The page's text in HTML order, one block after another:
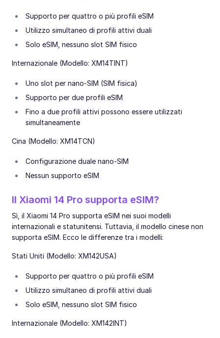
Supporto per quattro o più profili eSIM
Utilizzo simultaneo di profili attivi duali
Solo eSIM, nessuno slot SIM fisico
Internazionale (Modello: XM14TINT)
Uno slot per nano-SIM (SIM fisica)
Supporto per due profili eSIM
Fino a due profili attivi possono essere utilizzati
simultaneamente
Cina (Modello: XM14TCN)
Configurazione duale nano-SIM
Nessun supporto eSIM
Il Xiaomi 14 Pro supporta eSIM?
Sì, il Xiaomi 14 Pro supporta eSIM nei suoi modelli
internazionali e statunitensi. Tuttavia, il modello cinese non
supporta eSIM. Ecco le differenze tra i modelli:
Stati Uniti (Modello: XM142USA)
Supporto per quattro o più profili eSIM
Utilizzo simultaneo di profili attivi duali
Solo eSIM, nessuno slot SIM fisico
Internazionale (Modello: XM142INT)